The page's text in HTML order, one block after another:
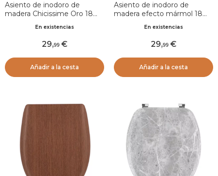
Asiento de inodoro de
madera Chicissime Oro 18
En existencias
29,99
Añadir a la cesta
Asiento de inodoro de
madera efecto mármol 18
En existencias
29,99
Añadir a la cesta